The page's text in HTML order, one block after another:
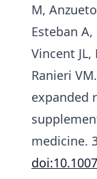
M,
Esteban
Vincent
Ranieri
expanded
medicine.